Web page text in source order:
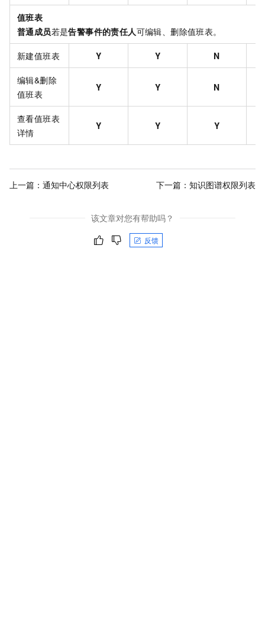
值班表
普通成员若是告警事件的责任人可编辑、删除值班表。
新建值班表 Y Y N
编辑&删除
值班表
Y Y N
查看值班表
详情
Y Y Y
上一篇： 通知中心权限列表 下一篇： 知识图谱权限列表
该文章对您有帮助吗？
反馈